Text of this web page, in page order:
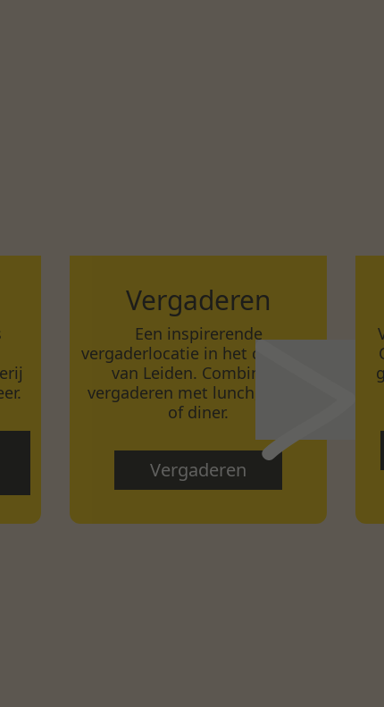
Vergaderen
Een inspirerende
vergaderlocatie in het centrum
van Leiden. Combineer
vergaderen met lunch, borrel
of diner.
Vergaderen